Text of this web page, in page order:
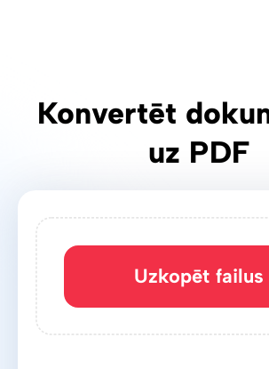
Konvertēt
uz PDF
Uzkopēt failus